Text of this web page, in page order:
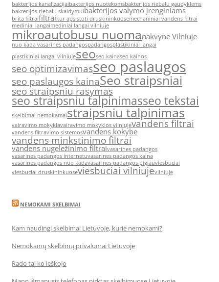
bakterijos kanalizacijaibakterijos nuotekomsbakterijos riebalu gaudyklems
bakterijos riebalu skaidymuibakterijos valymo įrenginiams
brita filtraifiltraikur apsistoti druskininkuosemechaniniai vandens filtrai
mediniai langaimediniai langai vilniuje
mikroautobusu nuomanakvyne Vilniuje
nuo kada vasarines padangospadangosplastikiniai langai
plastikiniai langai vilniujeseoseo kainaseo kainos
seo optimizavimasseo paslaugos
seo paslaugos kainaSeo straipsniai
seo straipsniu rasymas
seo straipsniu talpinimasseo tekstai
skelbimai nemokamaistraipsniu talpinimas
vairavimo mokyklavairavimo mokyklos vilniujevandens filtrai
vandens filtravimo sistemosvandens kokybe
vandens minkstinimo filtrai
vandens nugeležinimo filtraivasarines padangos
vasarines padangos internetuvasarines padangos kaina
vasarines padangos nuo kadavasarines padangos pigiauviesbuciai
viesbuciai druskininkuoseviesbuciai vilniujevilniuje
NEMOKAMI SKELBIMAI
Kam naudingi skelbimai Lietuvoje, kurie nemokami?
Nemokamų skelbimų privalumai Lietuvoje
Rado tai ko ieškojo